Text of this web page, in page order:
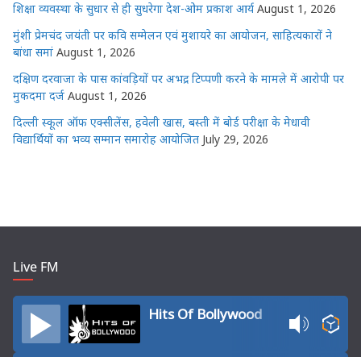
शिक्षा व्यवस्था के सुधार से ही सुधरेगा देश-ओम प्रकाश आर्य August 1, 2026
मुंशी प्रेमचंद जयंती पर कवि सम्मेलन एवं मुशायरे का आयोजन, साहित्यकारों ने
बांधा समां August 1, 2026
दक्षिण दरवाजा के पास कांवड़ियों पर अभद्र टिप्पणी करने के मामले में आरोपी पर
मुकदमा दर्ज August 1, 2026
दिल्ली स्कूल ऑफ एक्सीलेंस, हवेली खास, बस्ती में बोर्ड परीक्षा के मेधावी
विद्यार्थियों का भव्य सम्मान समारोह आयोजित July 29, 2026
Live FM
Hits Of Bollywood